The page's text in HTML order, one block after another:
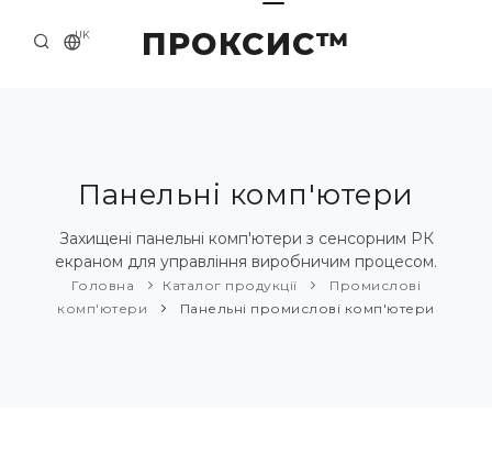
ПРОКСИС™
UK
ПРО НАС
ПРИКЛАДИ ТА РІШЕННЯ
КАТАЛОГ ПРОДУКЦІЇ
Панельні комп'ютери
Захищені панельні комп'ютери з сенсорним РК
екраном для управління виробничим процесом.
Головна Каталог продукції
Промислові
комп'ютери
Панельні промислові комп'ютери